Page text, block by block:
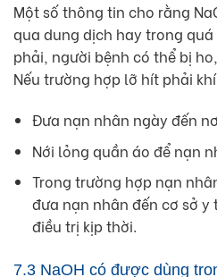
Một số thông tin cho rằng
qua dung dịch hay trong
phải, người bệnh có thể bị
Nếu trường hợp lỡ hít phải
Đưa nạn nhân ngày đến
Nới lỏng quần áo để nạn
Trong trường hợp nạn
đưa nạn nhân đến cơ sở
điều trị kịp thời.
7.3 NaOH có được dùng